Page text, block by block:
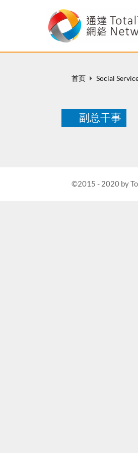
首页 Social
副总干事
©2015 - 2020 by